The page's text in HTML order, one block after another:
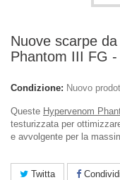
Nuove scarpe
Phantom III FG
Condizione: Nuovo
Queste Hypervenom
testurizzata per
e avvolgente per la
Twitta Condividi